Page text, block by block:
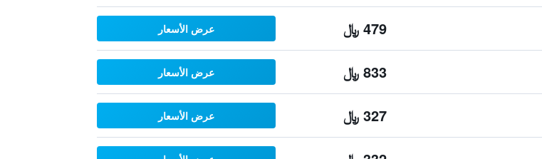
479 ﷼ عرض الأسعار
833 ﷼ عرض الأسعار
327 ﷼ عرض الأسعار